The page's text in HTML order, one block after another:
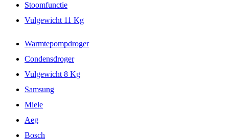
Stoomfunctie
Vulgewicht 11 Kg
Warmtepompdroger
Condensdroger
Vulgewicht 8 Kg
Samsung
Miele
Aeg
Bosch